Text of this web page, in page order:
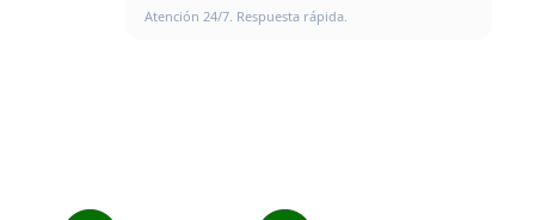
Atención 24/7. Respuesta rápida.